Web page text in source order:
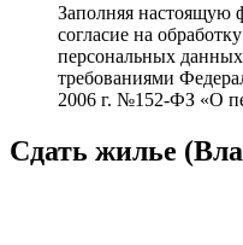
Заполняя настоящую
согласие на
персональных
требованиями
2006 г. №152-ФЗ «О
Сдать жилье